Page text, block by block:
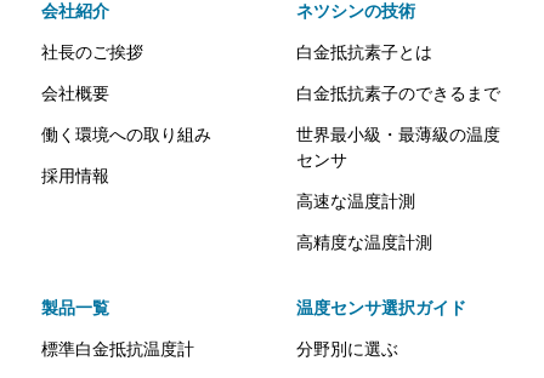
会社紹介
社長のご挨拶
会社概要
働く環境への取り組み
採用情報
ネツシンの技術
白金抵抗素子とは
白金抵抗素子のできるまで
世界最小級・最薄級の温度
センサ
高速な温度計測
高精度な温度計測
製品一覧
標準白金抵抗温度計
温度センサ選択ガイド
分野別に選ぶ